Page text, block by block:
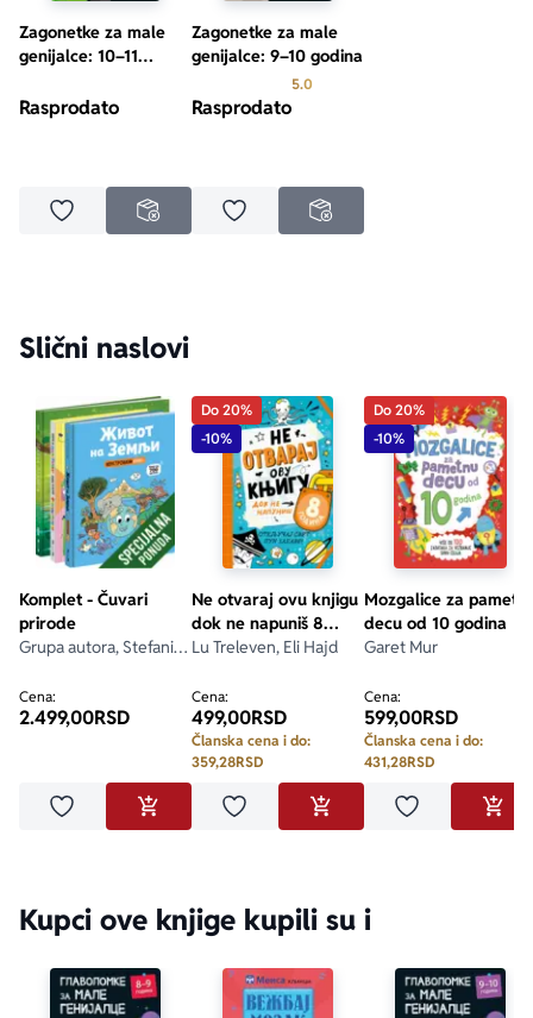
Zagonetke za male
genijalce: 10–11
Rasprodato
Dodaj u omiljeneNEDOSTUPNO
Zagonetke za male
genijalce: 9–10 godina
5.0
Rasprodato
Dodaj u omiljeneNEDOSTUPNO
Slični naslovi
Komplet - Čuvari
prirode
Grupa autora, Stefani
Stefan Fratini
Cena:
2.499,00RSD
Dodaj u omiljeneDODAJ U KORPU
Do 20%
-10%
Ne otvaraj ovu knjigu
dok ne napuniš 8
godina
Lu Treleven, Eli Hajd
Cena:
499,00RSD
Članska cena i do:
359,28RSD
Dodaj u omiljeneDODAJ U KORPU
Do 20%
-10%
Mozgalice za
decu od 10 godina
Garet Mur
Cena:
599,00RSD
Članska cena i do:
431,28RSD
Dodaj u
Kupci ove knjige kupili su i